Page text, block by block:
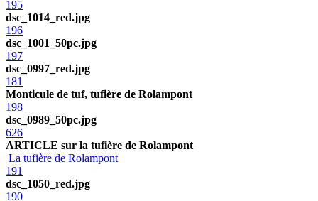
195
dsc_1014_red.jpg
196
dsc_1001_50pc.jpg
197
dsc_0997_red.jpg
181
Monticule de tuf, tufière de Rolampont
198
dsc_0989_50pc.jpg
626
ARTICLE sur la tufière de Rolampont
La tufière de Rolampont
191
dsc_1050_red.jpg
190